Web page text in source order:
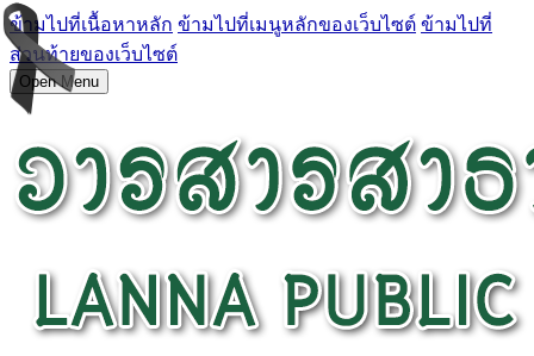
ข้ามไปที่เนื้อหาหลัก ข้ามไปที่เมนูหลักของเว็บไซต์ ข้ามไปที่
ส่วนท้ายของเว็บไซต์
Open Menu